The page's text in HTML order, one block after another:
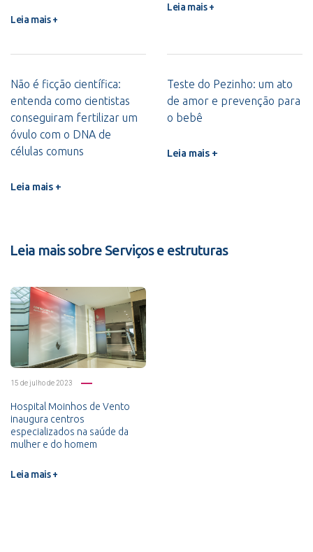
Leia mais +
Leia mais +
Não é ficção científica:
entenda como cientistas
conseguiram fertilizar um
óvulo com o DNA de
células comuns
Leia mais +
Teste do Pezinho: um ato
de amor e prevenção para
o bebê
Leia mais +
Leia mais sobre Serviços e estruturas
15 de julho de 2023
Hospital Moinhos de Vento
inaugura centros
especializados na saúde da
mulher e do homem
Leia mais +